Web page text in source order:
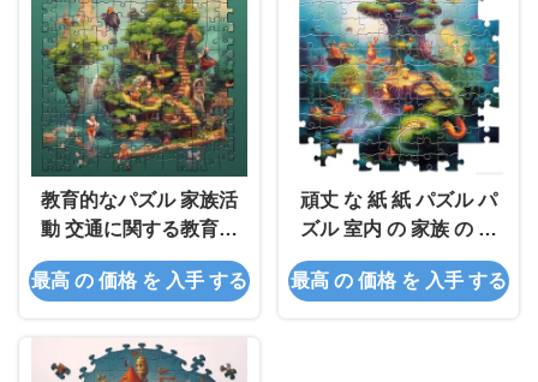
教育的なパズル 家族活
動 交通に関する教育的
な曲線
最高 の 価格 を 入手 する
頑丈 な 紙 紙 パズル パ
ズル 室内 の 家族 の 活
動 に 用い られる
最高 の 価格 を 入手 する